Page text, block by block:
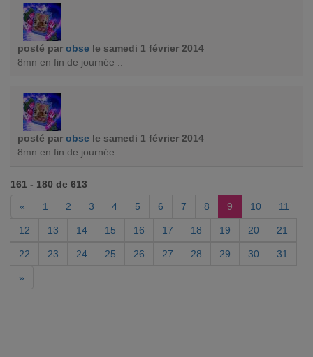
posté par obse le samedi 1 février 2014
8mn en fin de journée ::
posté par obse le samedi 1 février 2014
8mn en fin de journée ::
161 - 180 de 613
«
1 2 3 4 5 6 7 8 9 10 11
12 13 14 15 16 17 18 19 20 21
22 23 24 25 26 27 28 29 30 31
»